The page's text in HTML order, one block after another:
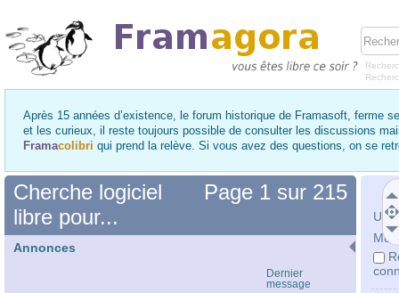
Après 15 années d’existence, le forum historique de Framasoft, ferme
et les curieux, il reste toujours possible de consulter les discussions
Framacolibri qui prend la relève. Si vous avez des questions, on se
Mot
Page 1 sur 215
Cherche logiciel
libre pour...
Annonces
Dernier
message